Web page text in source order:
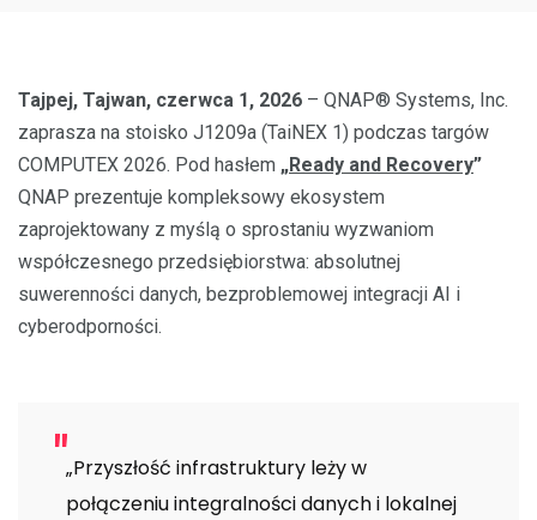
Tajpej, Tajwan, czerwca 1, 2026 – QNAP® Systems, Inc.
zaprasza na stoisko J1209a (TaiNEX 1) podczas targów
COMPUTEX 2026. Pod hasłem „Ready and Recovery”
QNAP prezentuje kompleksowy ekosystem
zaprojektowany z myślą o sprostaniu wyzwaniom
współczesnego przedsiębiorstwa: absolutnej
suwerenności danych, bezproblemowej integracji AI i
cyberodporności.
„Przyszłość infrastruktury leży w
połączeniu integralności danych i lokalnej